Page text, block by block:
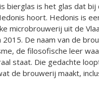
bierglas is het glas dat bij
hoort. Hedonis is
microbrouwerij uit de
2015. De naam van de
de filosofische leer
staat. Die gedachte
de brouwerij maakt,